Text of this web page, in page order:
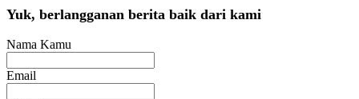
Yuk, berlangganan berita baik dari kami
Nama Kamu
Email